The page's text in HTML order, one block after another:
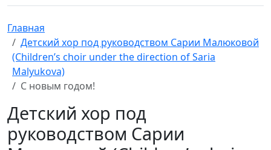
Главная
Детский хор под руководством Сарии Малюковой
(Children’s choir under the direction of Saria
Malyukova)
С новым годом!
Детский хор под
руководством Сарии